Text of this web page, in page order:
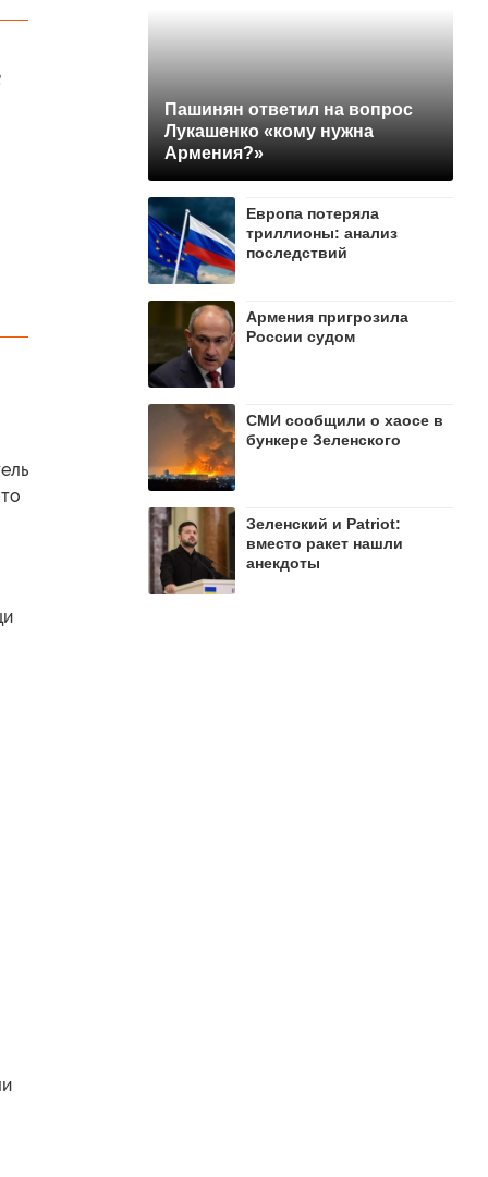
Пашинян ответил на вопрос
Лукашенко «кому нужна
Армения?»
Европа потеряла
триллионы: анализ
последствий
Армения пригрозила
России судом
СМИ сообщили о хаосе в
бункере Зеленского
Зеленский и Patriot:
вместо ракет нашли
анекдоты